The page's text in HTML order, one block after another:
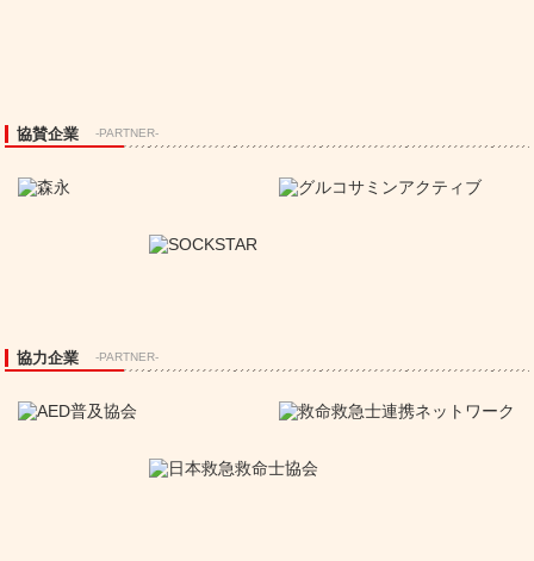
協賛企業 -PARTNER-
協力企業 -PARTNER-